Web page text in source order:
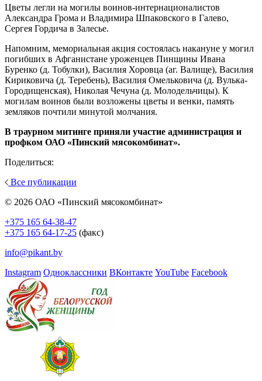
Цветы легли на могилы воинов-интернационалистов
Александра Грома и Владимира Шпаковского в Галево,
Сергея Гордича в Залесье.
Напомним, мемориальная акция состоялась накануне у могил
погибших в Афганистане уроженцев Пинщины Ивана
Буренко (д. Тобулки), Василия Хоровца (аг. Валище), Василия
Кириковича (д. Теребень), Василия Омельковича (д. Вулька-
Городищенская), Николая Чечуна (д. Молодельчицы). К
могилам воинов были возложены цветы и венки, память
земляков почтили минутой молчания.
В траурном митинге приняли участие администрация и
профком ОАО «Пинский мясокомбинат».
Поделиться:
Все публикации
© 2026 ОАО «Пинский мясокомбинат»
+375 165 64-38-47
+375 165 64-17-25 (факс)
info@pikant.by
Instagram Одноклассники ВКонтакте YouTube Facebook